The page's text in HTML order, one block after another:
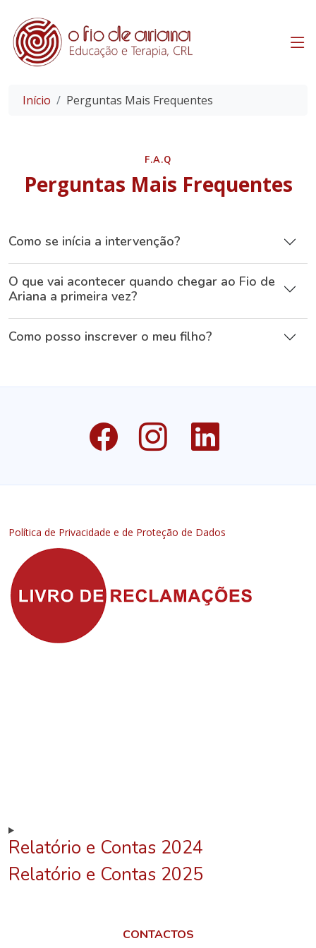
Início Perguntas Mais Frequentes
F.A.Q
Perguntas Mais Frequentes
Como se inícia a intervenção?
O que vai acontecer quando chegar ao Fio de
Ariana a primeira vez?
Como posso inscrever o meu filho?
Política de Privacidade e de Proteção de Dados
Relatório e Contas 2024
Relatório e Contas 2025
CONTACTOS